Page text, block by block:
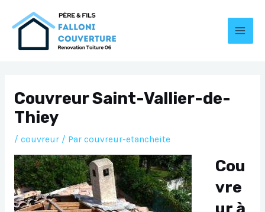
Couvreur Saint-Vallier-de-
Thiey
/ couvreur/ Par couvreur-etancheite
Cou
vre